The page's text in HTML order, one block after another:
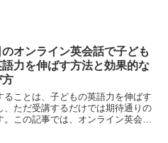
オンライン英会話で子ども
力を伸ばす方法と効果的な
方
ことは、子どもの英語力を伸ばす
ただ受講するだけでは期待通りの
この記事では、オンライン英会話